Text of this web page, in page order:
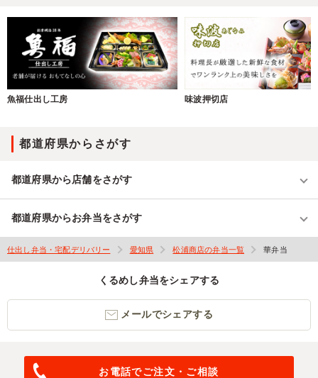
魚福仕出し工房 味波押切店
都道府県からさがす
都道府県から店舗をさがす
都道府県からお弁当をさがす
仕出し弁当・宅配デリバリー 愛知県 松浦商店の弁当一覧 華弁当
くるめし弁当をシェアする
メールでシェアする
お電話でご注文・ご相談